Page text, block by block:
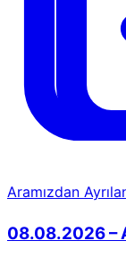
Aramızdan
08.08.2026 –